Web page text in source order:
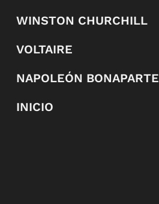
WINSTON CHURCHILL
VOLTAIRE
NAPOLEÓN BONAPARTE
INICIO